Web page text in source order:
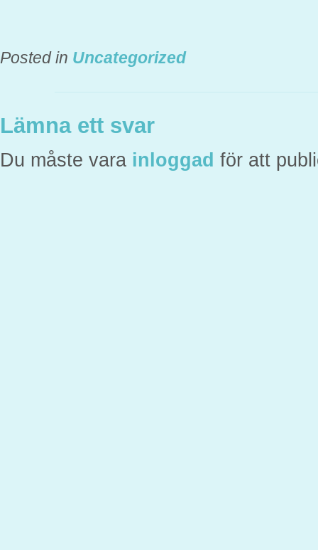
Posted in Uncategorized
Lämna ett svar
Du måste vara inloggad för att